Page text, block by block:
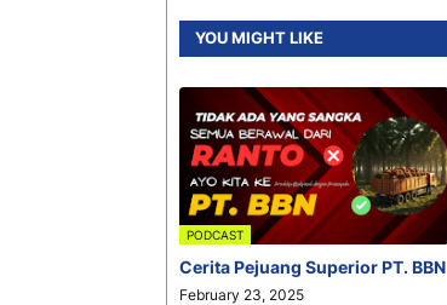
YOU MIGHT LIKE
PODCAST
Cerita Pejuang Superior PT. BBN
February 23, 2025